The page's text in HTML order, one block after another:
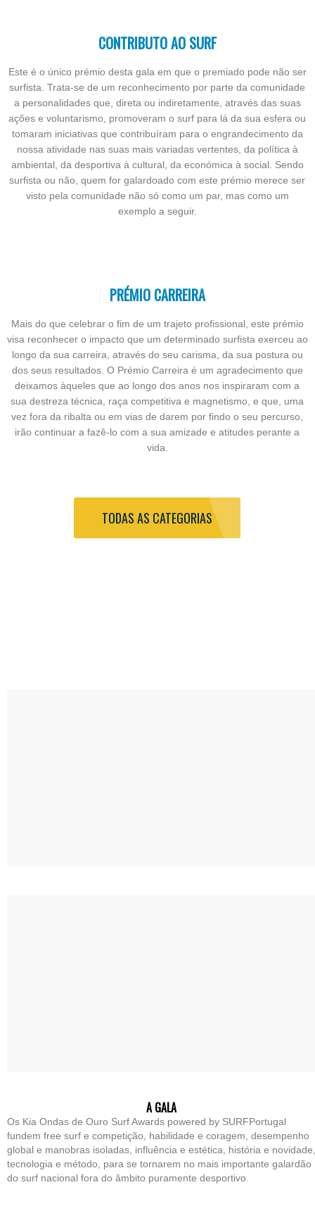
CONTRIBUTO AO SURF
Este é o único prémio desta gala em que o premiado pode não ser
surfista. Trata-se de um reconhecimento por parte da comunidade
a personalidades que, direta ou indiretamente, através das suas
ações e voluntarismo, promoveram o surf para lá da sua esfera ou
tomaram iniciativas que contribuíram para o engrandecimento da
nossa atividade nas suas mais variadas vertentes, da política à
ambiental, da desportiva à cultural, da económica à social. Sendo
surfista ou não, quem for galardoado com este prémio merece ser
visto pela comunidade não só como um par, mas como um
exemplo a seguir.
PRÉMIO CARREIRA
Mais do que celebrar o fim de um trajeto profissional, este prémio
visa reconhecer o impacto que um determinado surfista exerceu ao
longo da sua carreira, através do seu carisma, da sua postura ou
dos seus resultados. O Prémio Carreira é um agradecimento que
deixamos àqueles que ao longo dos anos nos inspiraram com a
sua destreza técnica, raça competitiva e magnetismo, e que, uma
vez fora da ribalta ou em vias de darem por findo o seu percurso,
irão continuar a fazê-lo com a sua amizade e atitudes perante a
vida.
TODAS AS CATEGORIAS
A GALA
Os Kia Ondas de Ouro Surf Awards powered by SURFPortugal
fundem free surf e competição, habilidade e coragem, desempenho
global e manobras isoladas, influência e estética, história e
tecnologia e método, para se tornarem no mais importante galardão
do surf nacional fora do âmbito puramente desportivo.